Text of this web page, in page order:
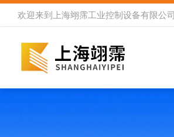
欢迎来到 上海翊霈工业控制设备有限公司